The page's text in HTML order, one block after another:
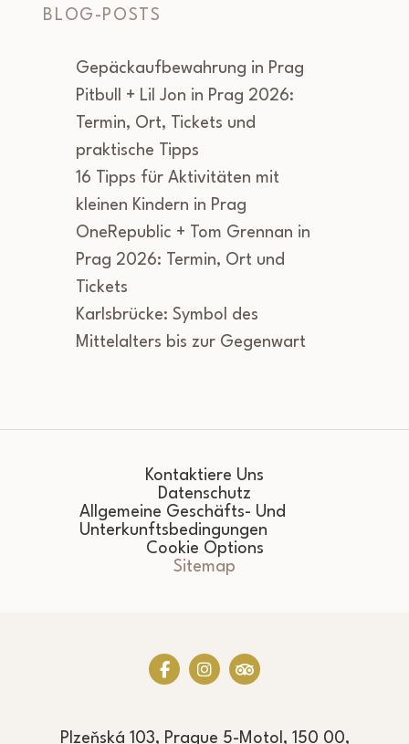
BLOG-POSTS
Gepäckaufbewahrung in Prag
Pitbull + Lil Jon in Prag 2026:
Termin, Ort, Tickets und
praktische Tipps
16 Tipps für Aktivitäten mit
kleinen Kindern in Prag
OneRepublic + Tom Grennan in
Prag 2026: Termin, Ort und
Tickets
Karlsbrücke: Symbol des
Mittelalters bis zur Gegenwart
Kontaktiere Uns
Datenschutz
Allgemeine Geschäfts- Und
Unterkunftsbedingungen
Cookie Options
Sitemap
Plzeňská 103, Prague 5-Motol, 150 00,